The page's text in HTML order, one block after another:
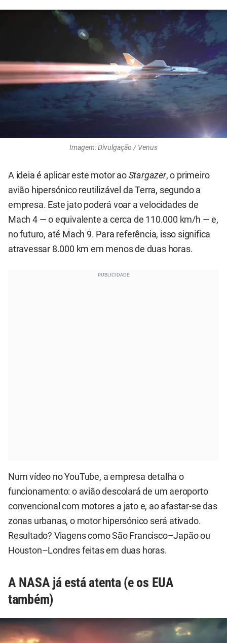
Imagem: Divulgação / Venus
A ideia é aplicar este motor ao Stargazer, o primeiro
avião hipersónico reutilizável da Terra, segundo a
empresa. Este jato poderá voar a velocidades de
Mach 4 — o equivalente a cerca de 110.000 km/h — e,
no futuro, até Mach 9. Para referência, isso significa
atravessar 8.000 km em menos de duas horas.
Num vídeo no YouTube, a empresa detalha o
funcionamento: o avião descolará de um aeroporto
convencional com motores a jato e, ao afastar-se das
zonas urbanas, o motor hipersónico será ativado.
Resultado? Viagens como São Francisco–Japão ou
Houston–Londres feitas em duas horas.
A NASA já está atenta (e os EUA
também)